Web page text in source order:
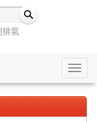
排氣
Toggle